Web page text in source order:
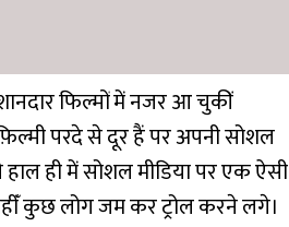
शानदार फिल्मों में नजर आ चुकीं
परदे से दूर हैं पर अपनी सोशल
ही में सोशल मीडिया पर एक ऐसी
कुछ लोग जम कर ट्रोल करने लगे।